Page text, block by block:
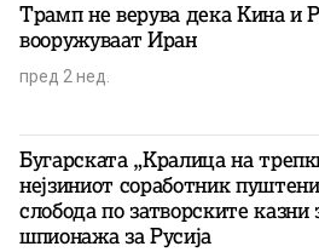
Трамп не верува дека Кина и
вооружуваат Иран
пред 2 нед.
Бугарската „Кралица на
нејзиниот соработник
слобода по затворските казни
шпионажа за Русија